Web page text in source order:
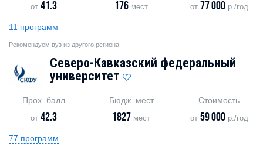
от41.3 176 мест от 77 000р./год
11 программ
Рекомендуем вуз из другого региона
Северо-Кавказский федеральный
университет
Прох. балл
от42.3
Бюдж. мест
1827 мест
Стоимость
от 59 000р./год
77 программ